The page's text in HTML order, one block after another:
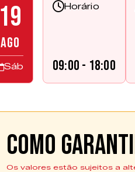
19
AGO
Sáb
Horário
09:00 - 18:00
Como
Os valores estão sujeitos a